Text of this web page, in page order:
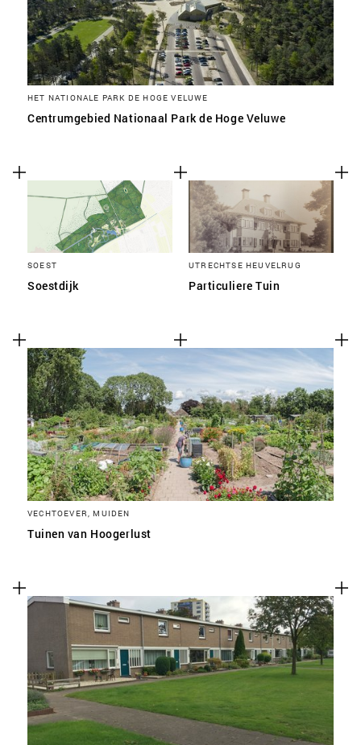
HET NATIONALE PARK DE HOGE VELUWE
Centrumgebied Nationaal Park de Hoge Veluwe
SOEST
Soestdijk
UTRECHTSE HEUVELRUG
Particuliere Tuin
VECHTOEVER, MUIDEN
Tuinen van Hoogerlust